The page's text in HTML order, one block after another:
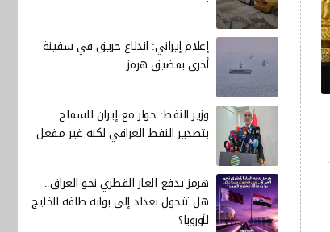
إعلام إيراني: اندلاع حريق في سفينة
أخرى بمضيق هرمز
وزير النفط: حوار مع إيران للسماح
بتصدير النفط العراقي لكنه غير مفعل
هرمز يدفع الغاز القطري نحو العراق..
هل تتحول بغداد إلى بوابة طاقة الخليج
لأوروبا؟